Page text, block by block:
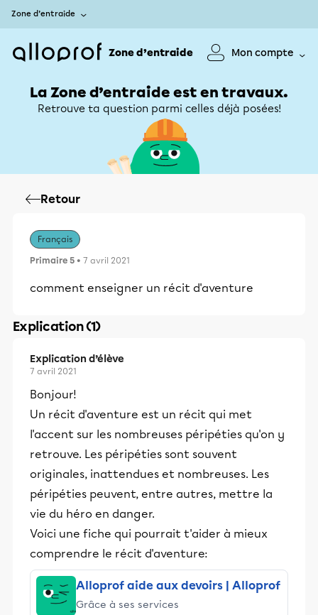
Zone d’entraide
Zone d’entraide Mon compte
La Zone d’entraide est en travaux.
Retrouve ta question parmi celles déjà posées!
Retour
Français
Primaire 5 • 7 avril 2021
comment enseigner un récit d'aventure
Explication (1)
Explication d’élève
7 avril 2021
Bonjour!
Un récit d'aventure est un récit qui met
l'accent sur les nombreuses péripéties qu'on y
retrouve. Les péripéties sont souvent
originales, inattendues et nombreuses. Les
péripéties peuvent, entre autres, mettre la
vie du héro en danger.
Voici une fiche qui pourrait t'aider à mieux
comprendre le récit d'aventure:
Alloprof aide aux devoirs | Alloprof
Grâce à ses services